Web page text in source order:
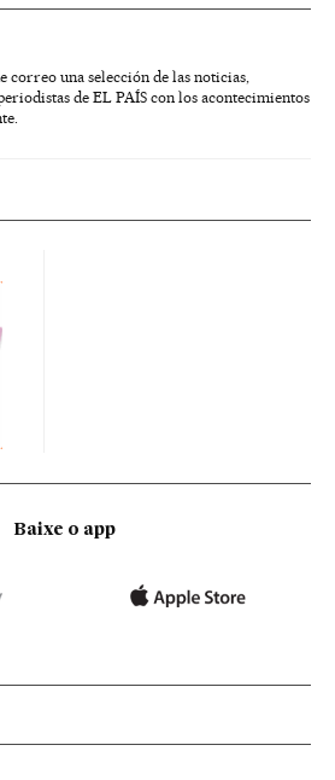
correo una selección de las noticias,
de EL PAÍS con los acontecimientos
Baixe o app